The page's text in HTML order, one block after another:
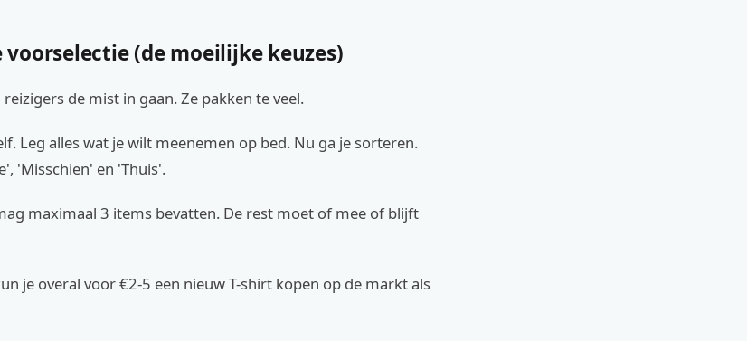
voorselectie (de moeilijke keuzes)
de mist in gaan. Ze pakken te veel.
Leg alles wat je wilt meenemen op bed. Nu ga je sorteren.
'Misschien' en 'Thuis'.
maximaal 3 items bevatten. De rest moet of mee of blijft
je overal voor €2-5 een nieuw T-shirt kopen op de markt als